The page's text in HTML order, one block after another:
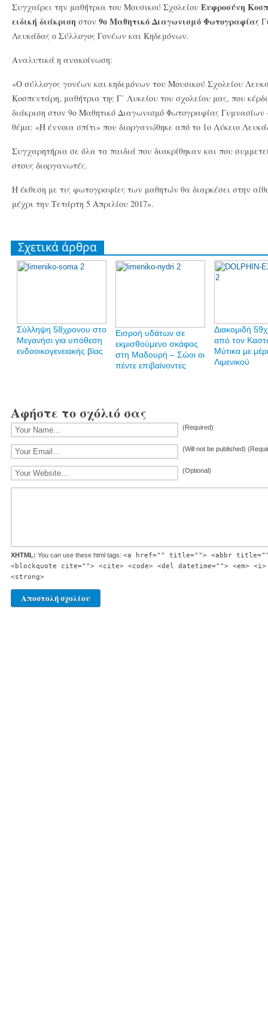
Συγχαίρει την μαθήτρια του Μουσικού Σχολείου Ευφροσύνη
ειδική διάκριση στον 9ο Μαθητικό Διαγωνισμό Φωτογραφίας
Λευκάδας ο Σύλλογος Γονέων και Κηδεμόνων.
Αναλυτικά η ανακοίνωση:
«Ο σύλλογος γονέων και κηδεμόνων του Μουσικού Σχολείου
Κοσπεντάρη, μαθήτρια της Γ΄ Λυκείου του σχολείου μας, που
διάκριση στον 9ο Μαθητικό Διαγωνισμό Φωτογραφίας
θέμα: «Η έννοια σπίτι» που διοργανώθηκε από το 1ο Λύκειο
Συγχαρητήρια σε όλα τα παιδιά που διακρίθηκαν και που
στους διοργανωτές.
Η έκθεση με τις φωτογραφίες των μαθητών θα διαρκέσει στην
μέχρι την Τετάρτη 5 Απριλίου 2017».
Σχετικά άρθρα
Σύλληψη 58χρονου στο
Μεγανήσι για υπόθεση
ενδοοικογενειακής βίας
Εισροή υδάτων σε
εκμισθούμενο σκάφος
στη Μαδουρή – Σώοι οι
πέντε επιβαίνοντες
Διακομιδή
από τον
Μύτικα με
Λιμενικού
Αφήστε το σχόλιό σας
(Required)
(Will not be published)
(Optional)
XHTML: You can use these html tags: <a href="" title=""> <abbr
<blockquote cite=""> <cite> <code> <del datetime=""> <em>
<strong>